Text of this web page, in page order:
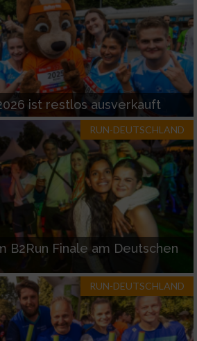
ist restlos ausverkauft
RUN-DEUTSCHLAND
B2Run Finale am Deutschen
RUN-DEUTSCHLAND